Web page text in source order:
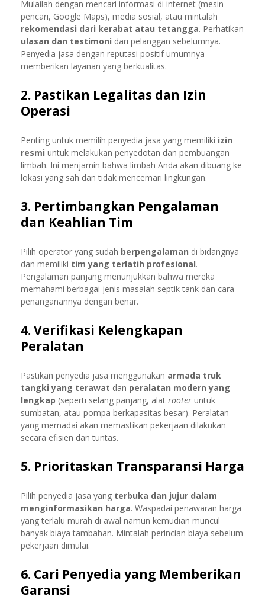
Mulailah dengan mencari informasi di internet (mesin
pencari, Google Maps), media sosial, atau mintalah
rekomendasi dari kerabat atau tetangga. Perhatikan
ulasan dan testimoni dari pelanggan sebelumnya.
Penyedia jasa dengan reputasi positif umumnya
memberikan layanan yang berkualitas.
2. Pastikan Legalitas dan Izin
Operasi
Penting untuk memilih penyedia jasa yang memiliki izin
resmi untuk melakukan penyedotan dan pembuangan
limbah. Ini menjamin bahwa limbah Anda akan dibuang ke
lokasi yang sah dan tidak mencemari lingkungan.
3. Pertimbangkan Pengalaman
dan Keahlian Tim
Pilih operator yang sudah berpengalaman di bidangnya
dan memiliki tim yang terlatih profesional.
Pengalaman panjang menunjukkan bahwa mereka
memahami berbagai jenis masalah septik tank dan cara
penanganannya dengan benar.
4. Verifikasi Kelengkapan
Peralatan
Pastikan penyedia jasa menggunakan armada truk
tangki yang terawat dan peralatan modern yang
lengkap (seperti selang panjang, alat rooter untuk
sumbatan, atau pompa berkapasitas besar). Peralatan
yang memadai akan memastikan pekerjaan dilakukan
secara efisien dan tuntas.
5. Prioritaskan Transparansi Harga
Pilih penyedia jasa yang terbuka dan jujur dalam
menginformasikan harga. Waspadai penawaran harga
yang terlalu murah di awal namun kemudian muncul
banyak biaya tambahan. Mintalah perincian biaya sebelum
pekerjaan dimulai.
6. Cari Penyedia yang Memberikan
Garansi